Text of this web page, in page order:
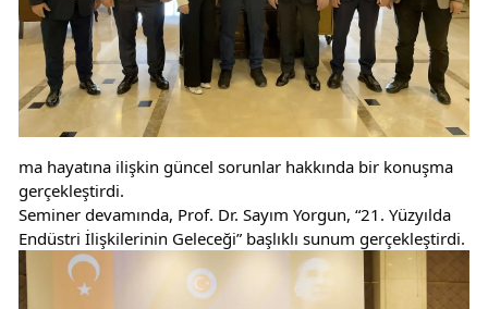
ma hayatına ilişkin güncel sorunlar hakkında bir konuşma
gerçekleştirdi.
Seminer devamında, Prof. Dr. Sayım Yorgun, “21. Yüzyılda
Endüstri İlişkilerinin Geleceği” başlıklı sunum gerçekleştirdi.